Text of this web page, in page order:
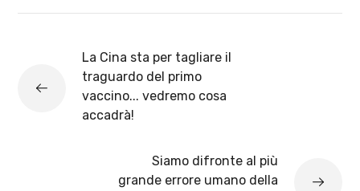
La Cina sta per tagliare il
traguardo del primo
vaccino... vedremo cosa
accadrà!
Siamo difronte al più
grande errore umano della